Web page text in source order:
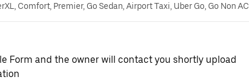
Comfort, Premier, Go Sedan, Airport Taxi, Uber Go, Go Non AC
Form and the owner will contact you shortly upload